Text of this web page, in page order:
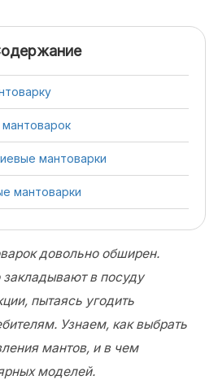
мантоварки
мантоварки
довольно обширен.
в посуду
пытаясь угодить
Узнаем, как выбрать
мантов, и в чем
моделей.